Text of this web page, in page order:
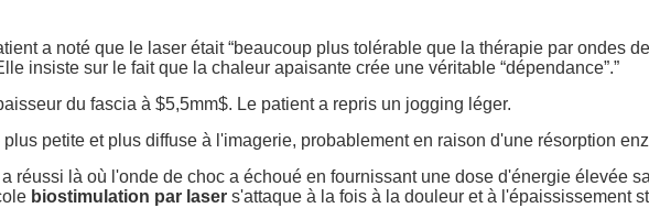
a noté que le laser était “beaucoup plus tolérable que la thérapie par ondes
insiste sur le fait que la chaleur apaisante crée une véritable “dépendance”.”
du fascia à $5,5mm$. Le patient a repris un jogging léger.
petite et plus diffuse à l'imagerie, probablement en raison d'une résorption
réussi là où l'onde de choc a échoué en fournissant une dose d'énergie élevée
biostimulation par laser s'attaque à la fois à la douleur et à l'épaississement